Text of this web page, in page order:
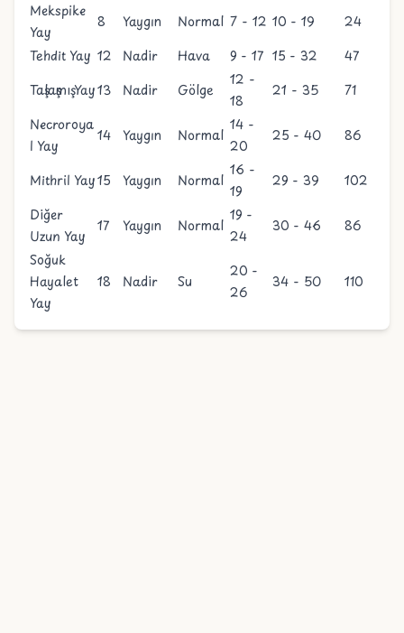
Mekspike
Yay
8 Yaygın Normal 7 - 12 10 - 19
24
Tehdit Yay 12 Nadir Hava 9 - 17 15 - 32
47
Taşlaşmış Yay13 Nadir Gölge
12 -
18
21 - 35
71
Necroroya
l Yay
14 Yaygın Normal
14 -
20
25 - 40 86
Mithril Yay15 Yaygın Normal
16 -
19
29 - 39
102
Diğer
Uzun Yay
17 Yaygın Normal
19 -
24
30 - 46
86
Soğuk
Hayalet
Yay
18 Nadir Su
20 -
26
34 - 50 110